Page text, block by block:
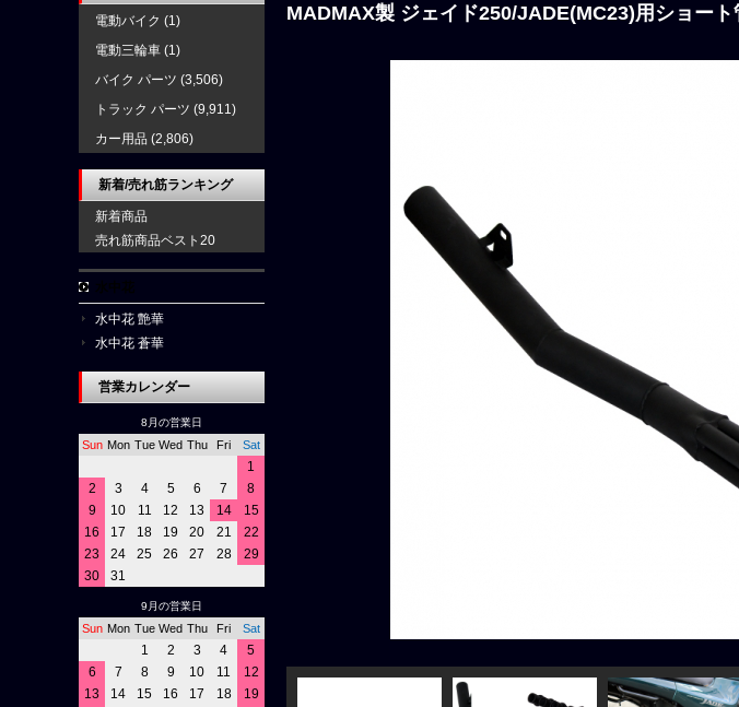
MADMAX製 ジェイド250/JADE(MC23)用ショー
電動バイク (1)
電動三輪車 (1)
バイク パーツ (3,506)
トラック パーツ (9,911)
カー用品 (2,806)
新着/売れ筋ランキング
新着商品
売れ筋商品ベスト20
水中花 艶華
水中花 蒼華
営業カレンダー
8月の営業日
Sun Mon Tue Wed Thu Fri Sat
1
2
3 4 5 6 7
8
9
10 11 12 13 14
15
16
17 18 19 20 21
22
23
24 25 26 27 28
29
30
31
9月の営業日
Sun Mon Tue Wed Thu Fri Sat
1 2 3 4
5
6
7 8 9 10 11
12
13
14 15 16 17 18
19